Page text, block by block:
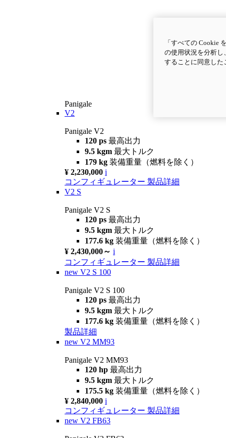
Panigale
V2
Panigale V2
120 ps 最高出力
9.5 kgm 最大トルク
179 kg 装備重量（燃料を除く）
¥ 2,230,000 i
コンフィギュレーター 製品詳細
V2 S
Panigale V2 S
120 ps 最高出力
9.5 kgm 最大トルク
177.6 kg 装備重量（燃料を除く）
¥ 2,430,000～ i
コンフィギュレーター 製品詳細
new V2 S 100
Panigale V2 S 100
120 ps 最高出力
9.5 kgm 最大トルク
177.6 kg 装備重量（燃料を除く）
製品詳細
new V2 MM93
Panigale V2 MM93
120 hp 最高出力
9.5 kgm 最大トルク
175.5 kg 装備重量（燃料を除く）
¥ 2,840,000 i
コンフィギュレーター 製品詳細
new V2 FB63
「すべての Cookie
の使用状況を分析し
することに同意し